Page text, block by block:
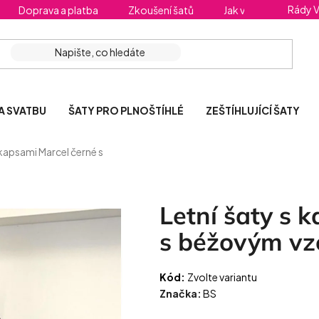
Doprava a platba Zkoušení šatů Jak vybrat Rády
SVATBU ŠATY PRO PLNOŠTÍHLÉ ZEŠTÍHLUJÍCÍ ŠATY
Marcel černé s
Letní šaty s
s béžovým
Kód: Zvolte variantu
Značka: BS